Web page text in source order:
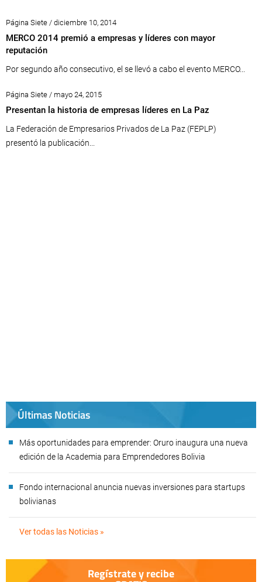
Página Siete / diciembre 10, 2014
MERCO 2014 premió a empresas y líderes con mayor
reputación
Por segundo año consecutivo, el se llevó a cabo el evento MERCO...
Página Siete / mayo 24, 2015
Presentan la historia de empresas líderes en La Paz
La Federación de Empresarios Privados de La Paz (FEPLP)
presentó la publicación...
Últimas Noticias
Más oportunidades para emprender: Oruro inaugura una nueva
edición de la Academia para Emprendedores Bolivia
Fondo internacional anuncia nuevas inversiones para startups
bolivianas
Ver todas las Noticias »
Regístrate y recibe